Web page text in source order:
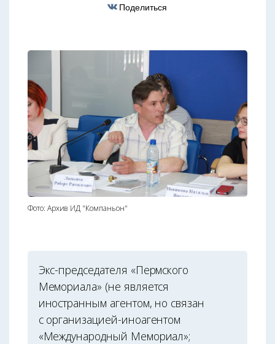
Поделиться
Фото: Архив ИД "Компаньон"
Экс-председателя «Пермского
Мемориала» (не является
иностранным агентом, но связан
с организацией-иноагентом
«Международный Мемориал»;